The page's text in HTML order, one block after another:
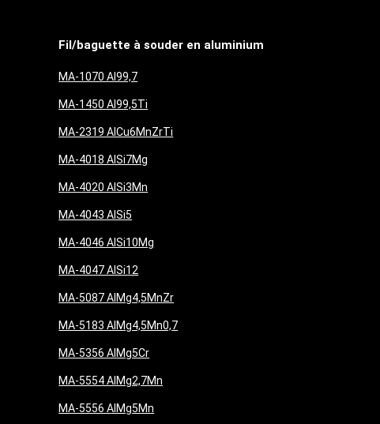
Fil/baguette à souder en aluminium
MA-1070 Al99,7
MA-1450 Al99,5Ti
MA-2319 AlCu6MnZrTi
MA-4018 AlSi7Mg
MA-4020 AlSi3Mn
MA-4043 AlSi5
MA-4046 AlSi10Mg
MA-4047 AlSi12
MA-5087 AlMg4,5MnZr
MA-5183 AlMg4,5Mn0,7
MA-5356 AlMg5Cr
MA-5554 AlMg2,7Mn
MA-5556 AlMg5Mn